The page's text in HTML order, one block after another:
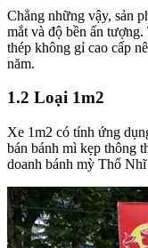
Chẳng những vậy, sản
mắt và độ bền ấn
thép không gỉ cao cấp
năm.
1.2 Loại 1m2
Xe 1m2 có tính ứng
bán bánh mì kẹp thông
doanh bánh mỳ Thổ